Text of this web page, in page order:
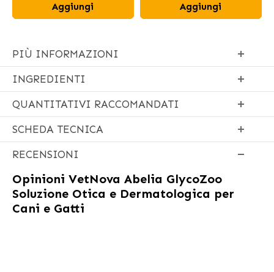
Aggiungi Aggiungi
PIÙ INFORMAZIONI
INGREDIENTI
QUANTITATIVI RACCOMANDATI
SCHEDA TECNICA
RECENSIONI
Opinioni VetNova Abelia GlycoZoo
Soluzione Otica e Dermatologica per
Cani e Gatti